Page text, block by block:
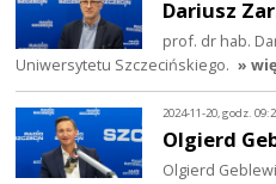
Dariusz
prof. dr hab.
Uniwersytetu Szczecińskiego. »
2024-11-20, godz.
Olgierd
Olgierd